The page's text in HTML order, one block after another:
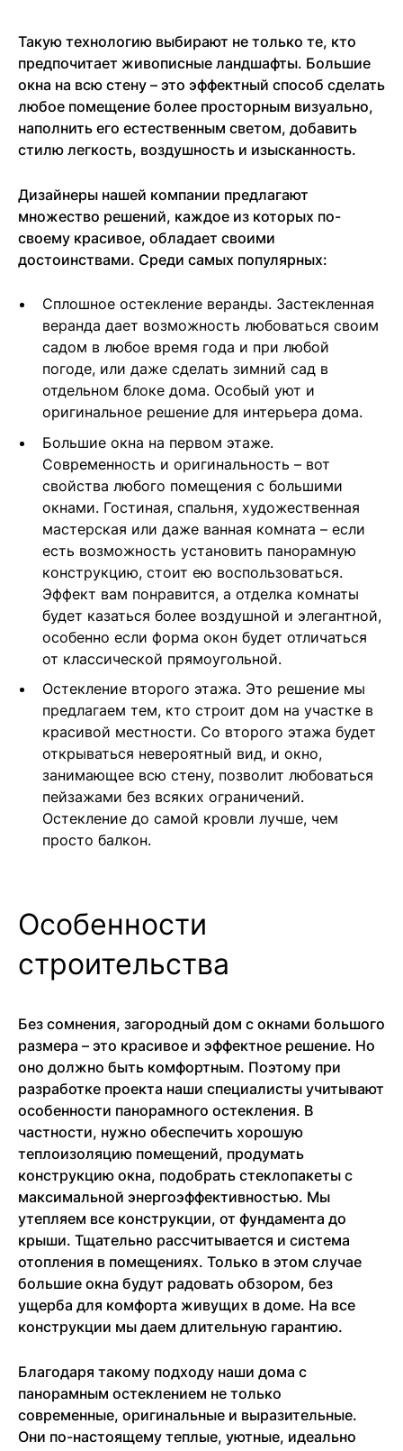
Такую технологию выбирают не только те, кто
предпочитает живописные ландшафты. Большие
окна на всю стену – это эффектный способ сделать
любое помещение более просторным визуально,
наполнить его естественным светом, добавить
стилю легкость, воздушность и изысканность.
Дизайнеры нашей компании предлагают
множество решений, каждое из которых по-
своему красивое, обладает своими
достоинствами. Среди самых популярных:
Сплошное остекление веранды. Застекленная
веранда дает возможность любоваться своим
садом в любое время года и при любой
погоде, или даже сделать зимний сад в
отдельном блоке дома. Особый уют и
оригинальное решение для интерьера дома.
Большие окна на первом этаже.
Современность и оригинальность – вот
свойства любого помещения с большими
окнами. Гостиная, спальня, художественная
мастерская или даже ванная комната – если
есть возможность установить панорамную
конструкцию, стоит ею воспользоваться.
Эффект вам понравится, а отделка комнаты
будет казаться более воздушной и элегантной,
особенно если форма окон будет отличаться
от классической прямоугольной.
Остекление второго этажа. Это решение мы
предлагаем тем, кто строит дом на участке в
красивой местности. Со второго этажа будет
открываться невероятный вид, и окно,
занимающее всю стену, позволит любоваться
пейзажами без всяких ограничений.
Остекление до самой кровли лучше, чем
просто балкон.
Особенности
строительства
Без сомнения, загородный дом с окнами большого
размера – это красивое и эффектное решение. Но
оно должно быть комфортным. Поэтому при
разработке проекта наши специалисты учитывают
особенности панорамного остекления. В
частности, нужно обеспечить хорошую
теплоизоляцию помещений, продумать
конструкцию окна, подобрать стеклопакеты с
максимальной энергоэффективностью. Мы
утепляем все конструкции, от фундамента до
крыши. Тщательно рассчитывается и система
отопления в помещениях. Только в этом случае
большие окна будут радовать обзором, без
ущерба для комфорта живущих в доме. На все
конструкции мы даем длительную гарантию.
Благодаря такому подходу наши дома с
панорамным остеклением не только
современные, оригинальные и выразительные.
Они по-настоящему теплые, уютные, идеально